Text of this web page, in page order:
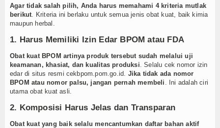
Agar tidak salah pilih, Anda harus memahami 4 kriteria mutlak
berikut. Kriteria ini berlaku untuk semua jenis obat kuat, baik kimia
maupun herbal.
1. Harus Memiliki Izin Edar BPOM atau FDA
Obat kuat BPOM artinya produk tersebut sudah melalui uji
keamanan, khasiat, dan kualitas produksi. Selalu cek nomor izin
edar di situs resmi cekbpom.pom.go.id. Jika tidak ada nomor
BPOM atau nomor palsu, jangan pernah membeli . Ini adalah ciri
utama obat kuat asli.
2. Komposisi Harus Jelas dan Transparan
Obat kuat yang baik selalu mencantumkan daftar bahan aktif